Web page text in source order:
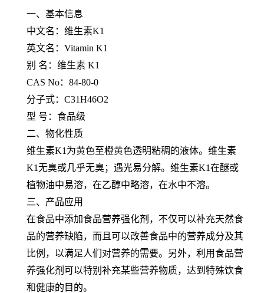
一、基本信息
中文名：维生素K1
英文名：Vitamin K1
别 名：维生素 K1
CAS No：84-80-0
分子式：C31H46O2
型 号：食品级
二、物化性质
维生素K1为黄色至橙黄色透明粘稠的液体。维生素
K1无臭或几乎无臭；遇光易分解。维生素K1在醚或
植物油中易溶，在乙醇中略溶，在水中不溶。
三、产品应用
在食品中添加食品营养强化剂，不仅可以补充天然食
品的营养缺陷，而且可以改善食品中的营养成分及其
比例，以满足人们对营养的需要。另外，利用食品营
养强化剂可以特别补充某些营养物质，达到特殊饮食
和健康的目的。